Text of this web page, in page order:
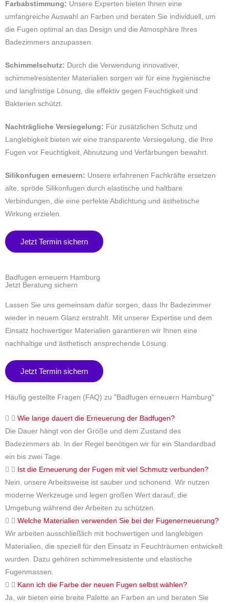
Farbabstimmung: Unsere Experten bieten Ihnen eine
umfangreiche Auswahl an Farben und beraten Sie individuell, um
die Fugen optimal an das Design und die Atmosphäre Ihres
Badezimmers anzupassen.
Schimmelschutz: Durch die Verwendung innovativer,
schimmelresistenter Materialien sorgen wir für eine hygienische
und langfristige Lösung, die effektiv gegen Feuchtigkeit und
Bakterien schützt.
Nachträgliche Versiegelung: Für zusätzlichen Schutz und
Langlebigkeit bieten wir eine transparente Versiegelung, die Ihre
Fugen vor Feuchtigkeit, Abnutzung und Verfärbungen bewahrt.
Silikonfugen erneuern: Unsere erfahrenen Fachkräfte ersetzen
alte, spröde Silikonfugen durch elastische und haltbare
Verbindungen, die eine perfekte Abdichtung und ästhetische
Wirkung erzielen.
Jetzt Termin sichern
Badfugen erneuern Hamburg
Jetzt Beratung sichern
Lassen Sie uns gemeinsam dafür sorgen, dass Ihr Badezimmer
wieder in neuem Glanz erstrahlt. Mit unserer Expertise und dem
Einsatz hochwertiger Materialien garantieren wir Ihnen eine
nachhaltige und ästhetisch ansprechende Lösung.
Jetzt Termin sichern
Häufig gestellte Fragen (FAQ) zu "Badfugen erneuern Hamburg"
Wie lange dauert die Erneuerung der Badfugen?
Die Dauer hängt von der Größe und dem Zustand des
Badezimmers ab. In der Regel benötigen wir für ein Standardbad
ein bis zwei Tage.
Ist die Erneuerung der Fugen mit viel Schmutz verbunden?
Nein, unsere Arbeitsweise ist sauber und schonend. Wir nutzen
moderne Werkzeuge und legen großen Wert darauf, die
Umgebung während der Arbeiten zu schützen.
Welche Materialien verwenden Sie bei der Fugenerneuerung?
Wir arbeiten ausschließlich mit hochwertigen und langlebigen
Materialien, die speziell für den Einsatz in Feuchträumen entwickelt
wurden. Dazu gehören schimmelresistente und elastische
Fugenmassen.
Kann ich die Farbe der neuen Fugen selbst wählen?
Ja, wir bieten eine breite Palette an Farben an und beraten Sie